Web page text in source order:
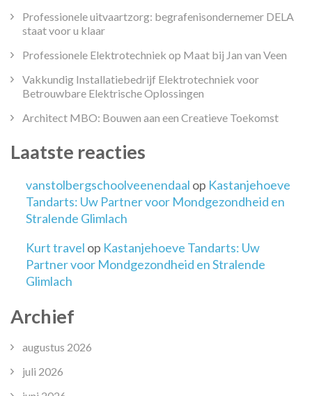
Professionele uitvaartzorg: begrafenisondernemer DELA
staat voor u klaar
Professionele Elektrotechniek op Maat bij Jan van Veen
Vakkundig Installatiebedrijf Elektrotechniek voor
Betrouwbare Elektrische Oplossingen
Architect MBO: Bouwen aan een Creatieve Toekomst
Laatste reacties
vanstolbergschoolveenendaal op Kastanjehoeve
Tandarts: Uw Partner voor Mondgezondheid en
Stralende Glimlach
Kurt travel op Kastanjehoeve Tandarts: Uw
Partner voor Mondgezondheid en Stralende
Glimlach
Archief
augustus 2026
juli 2026